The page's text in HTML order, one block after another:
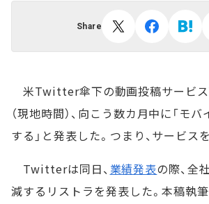
Share
米Twitter傘下の動画投稿サービ
（現地時間）、向こう数カ月中に「モ
する」と発表した。つまり、サービス
Twitterは同日、 業績発表の際、全
減するリストラを発表した。本稿執